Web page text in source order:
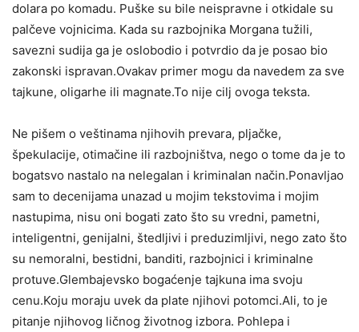
dolara po komadu. Puške su bile neispravne i otkidale su
palčeve vojnicima. Kada su razbojnika Morgana tužili,
savezni sudija ga je oslobodio i potvrdio da je posao bio
zakonski ispravan.Ovakav primer mogu da navedem za sve
tajkune, oligarhe ili magnate.To nije cilj ovoga teksta.
Ne pišem o veštinama njihovih prevara, pljačke,
špekulacije, otimačine ili razbojništva, nego o tome da je to
bogatsvo nastalo na nelegalan i kriminalan način.Ponavljao
sam to decenijama unazad u mojim tekstovima i mojim
nastupima, nisu oni bogati zato što su vredni, pametni,
inteligentni, genijalni, štedljivi i preduzimljivi, nego zato što
su nemoralni, bestidni, banditi, razbojnici i kriminalne
protuve.Glembajevsko bogaćenje tajkuna ima svoju
cenu.Koju moraju uvek da plate njihovi potomci.Ali, to je
pitanje njihovog ličnog životnog izbora. Pohlepa i